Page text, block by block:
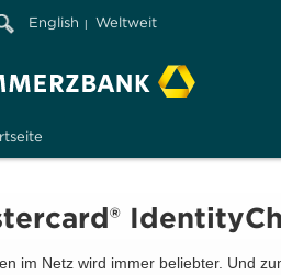
English Weltweit
im Netz wird immer beliebter. Und